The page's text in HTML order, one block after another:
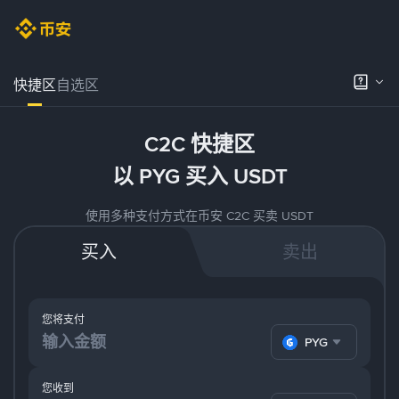
快捷区自选区
C2C 快捷区
以 PYG 买入 USDT
使用多种支付方式在币安 C2C 买卖 USDT
买入 卖出
您将支付
PYG
您收到